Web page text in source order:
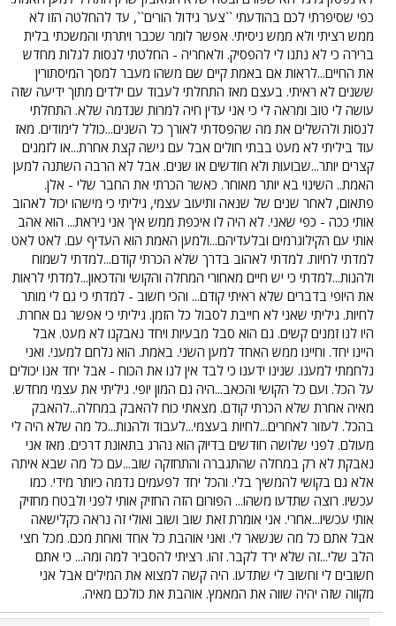
כפי שסיפרתי לכם בהודעתי ``צער גידול הורים``, עד להחלטה הזו לא
ממש רציתי ולא ממש ניסיתי. אפשר לומר שכבר ויתרתי והמשכתי בלית
ברירה כי לא נתנו לי להפסיק. ולאחריה - החלטתי לנסות לגלות מחדש
את החיים...לראות אם באמת קיים שם משהו מעבר למסך המיסתורין
ששנים לא ראיתי. בעצם מאז התחלתי לעבוד עם ילדים מתוך ידיעה שזה
עושה לי טוב ומראה לי כי אני עדין חיה למרות שנדמה שלא. התחלתי
לנסות ולהשלים את מה שהפסדתי לאורך כל השנים...כולל לימודים. מאז
עוד ביליתי לא מעט בבתי חולים אבל עם גישה קצת אחרת...או לזמנים
קצרים יותר...שבועות ולא חודשים או שנים. אבל לא הרבה השתנה למען
האמת.. השינוי בא יותר מאוחר. כאשר הכרתי את החבר שלי - אלן.
פתאום, לאחר שנים של שנאה ותיעוב עצמי, גיליתי כי מישהו יכול לאהוב
אותי ככה - כפי שאני. לא היה לו איכפת ממש איך אני ניראת... הוא אהב
אותי עם הקילוגרמים ובלעדיהם...ולמען האמת הוא העדיף עם. לאט לאט
למדתי לחיות. למדתי לאהוב בדרך שלא הכרתי קודם...למדתי לשמוח
ולהנות...למדתי כי יש חיים מאחורי המחלה והקושי והדכאון...למדתי לראות
את היופי בדברים שלא ראיתי קודם... והכי חשוב - למדתי כי גם לי מותר
לחיות. גיליתי שאני לא חייבת לסבול כל הזמן. גיליתי כי אפשר גם אחרת.
היו לנו זמנים קשים. גם הוא סבל מבעיות ויחד נאבקנו לא מעט. אבל
היינו יחד. וחיינו ממש האחד למען השני. באמת. הוא נלחם למעני. ואני
נלחמתי למענו. שנינו ידענו כי לבד אין לנו את הכוח - אבל יחד אנו יכולים
על הכל. ועם כל הקושי והכאב...היה גם המון יופי. גיליתי את עצמי מחדש.
מאיה אחרת שלא הכרתי קודם. מצאתי כוח להאבק במחלה...להאבק
בהכל. לעזור לאחרים...לחיות בעצמי...לעבוד ולהנות...כל מה שלא היה לי
מעולם. לפני שלושה חודשים בדיוק הוא נהרג בתאונת דרכים. מאז אני
נאבקת לא רק במחלה שהתגברה והתחזקה שוב...עם כל מה שבא איתה
אלא גם בקושי להמשיך בלי. והכל יחד לפעמים נדמה כיותר מידי. כמו
עכשיו. רוצה שתדעו משהו... הפורום הזה החזיק אותי לפני ולבטח מחזיק
אותי עכשיו...אחרי. אני אומרת זאת שוב ושוב ואולי זה נראה כקלישאה
אבל אתם כל מה שנשאר לי. ואני אוהבת כל אחד ואחת מכם. מכל חצי
הלב שלי...זה שלא ירד לקבר. זהו. רציתי להסביר למה ומה... כי אתם
חשובים לי וחשוב לי שתדעו. היה קשה למצוא את המילים אבל אני
מקווה שזה יהיה שווה את המאמץ. אוהבת את כולכם מאיה.